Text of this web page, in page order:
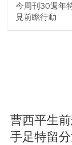
今周刊30週年
見前瞻行動
曹西平生
手足特留